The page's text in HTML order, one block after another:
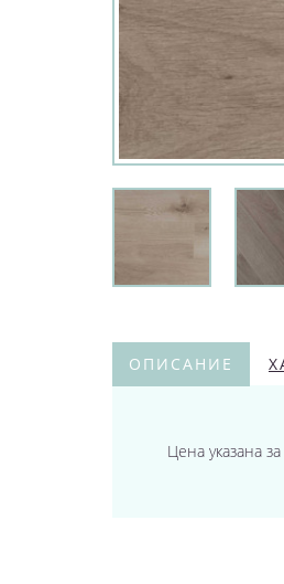
ОПИСАНИЕ
Цена указана